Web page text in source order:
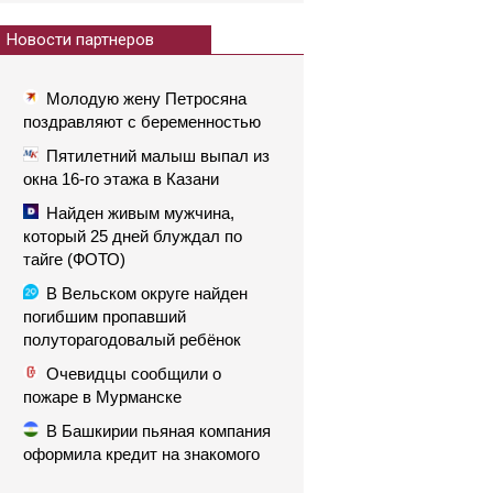
Новости партнеров
Молодую жену Петросяна
поздравляют с беременностью
Пятилетний малыш выпал из
окна 16-го этажа в Казани
Найден живым мужчина,
который 25 дней блуждал по
тайге (ФОТО)
В Вельском округе найден
погибшим пропавший
полуторагодовалый ребёнок
Очевидцы сообщили о
пожаре в Мурманске
В Башкирии пьяная компания
оформила кредит на знакомого